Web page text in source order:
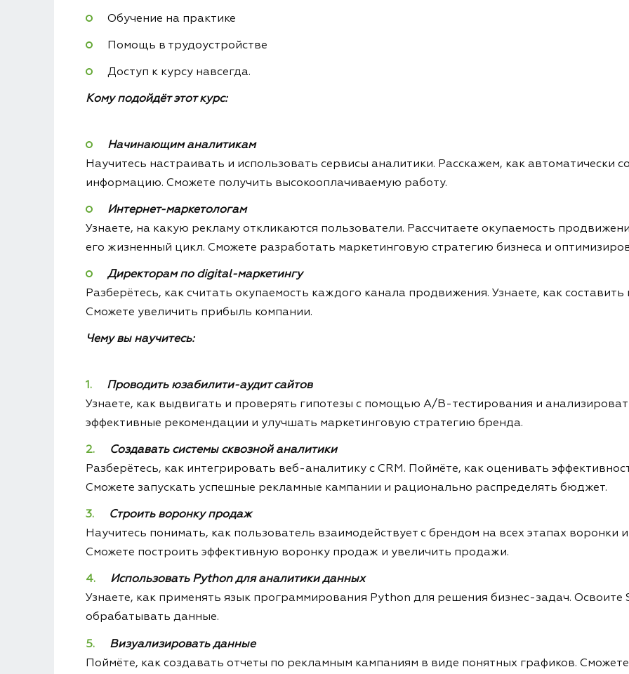
Обучение на практике
Помощь в трудоустройстве
Доступ к курсу навсегда.
Кому подойдёт этот курс:
Начинающим аналитикам
Научитесь настраивать и использовать сервисы аналитики. Расскажем, как автоматически
информацию. Сможете получить высокооплачиваемую работу.
Интернет-маркетологам
Узнаете, на какую рекламу откликаются пользователи. Рассчитаете окупаемость
его жизненный цикл. Сможете разработать маркетинговую стратегию бизнеса и
Директорам по digital-маркетингу
Разберётесь, как считать окупаемость каждого канала продвижения. Узнаете, как
Сможете увеличить прибыль компании.
Чему вы научитесь:
Проводить юзабилити-аудит сайтов
Узнаете, как выдвигать и проверять гипотезы с помощью A/B-тестирования и
эффективные рекомендации и улучшать маркетинговую стратегию бренда.
Создавать системы сквозной аналитики
Разберётесь, как интегрировать веб-аналитику с CRM. Поймёте, как оценивать
Сможете запускать успешные рекламные кампании и рационально распределять бюджет.
Строить воронку продаж
Научитесь понимать, как пользователь взаимодействует с брендом на всех этапах воронки
Сможете построить эффективную воронку продаж и увеличить продажи.
Использовать Python для аналитики данных
Узнаете, как применять язык программирования Python для решения бизнес-задач. Освоите
обрабатывать данные.
Визуализировать данные
Поймёте, как создавать отчеты по рекламным кампаниям в виде понятных графиков.